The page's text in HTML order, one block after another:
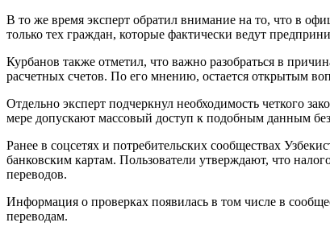
В то же время эксперт обратил внимание на то, что в
только тех граждан, которые фактически ведут
Курбанов также отметил, что важно разобраться в
расчетных счетов. По его мнению, остается открытым
Отдельно эксперт подчеркнул необходимость четкого
мере допускают массовый доступ к подобным данным
Ранее в соцсетях и потребительских сообществах
банковским картам. Пользователи утверждают, что
переводов.
Информация о проверках появилась в том числе в
переводам.